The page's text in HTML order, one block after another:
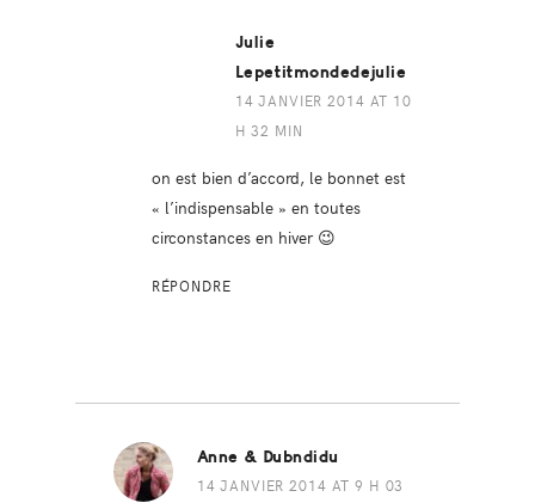
Julie
Lepetitmondedejulie
14 JANVIER 2014 AT 10
H 32 MIN
on est bien d’accord, le bonnet est
« l’indispensable » en toutes
circonstances en hiver 😉
RÉPONDRE
Anne & Dubndidu
14 JANVIER 2014 AT 9 H 03